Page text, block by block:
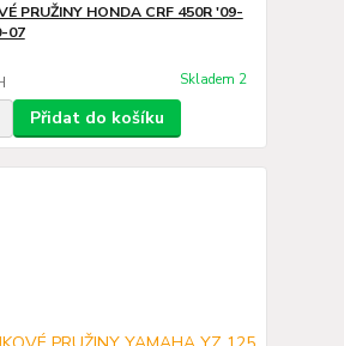
PRUŽINY HONDA CRF 450R '09-
07
Skladem 2
Přidat do košíku